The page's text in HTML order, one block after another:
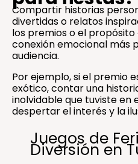
Compartir historias
divertidas o relatos
los premios o el
conexión emocional más
audiencia.
Por ejemplo, si el premio
exótico, contar una
inolvidable que tuviste en
despertar el interés y la
Juegos de
Diversión en